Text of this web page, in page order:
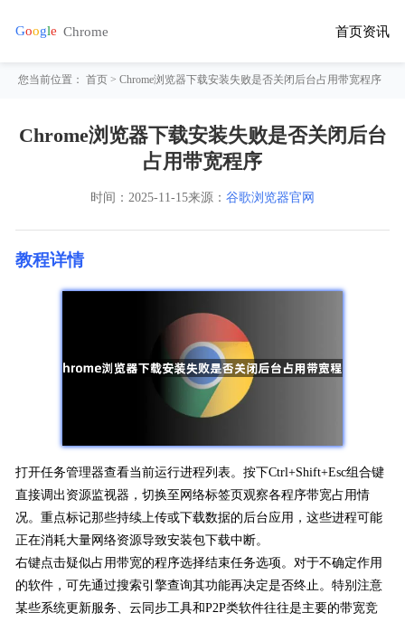
首页资讯
您当前位置：首页 > Chrome浏览器下载安装失败是否关闭后台占用带宽程序
Chrome浏览器下载安装失败是否关闭后台
占用带宽程序
时间： 2025-11-15来源： 谷歌浏览器官网
教程详情
打开任务管理器查看当前运行进程列表。按下Ctrl+Shift+Esc组合键
直接调出资源监视器，切换至网络标签页观察各程序带宽占用情
况。重点标记那些持续上传或下载数据的后台应用，这些进程可能
正在消耗大量网络资源导致安装包下载中断。
右键点击疑似占用带宽的程序选择结束任务选项。对于不确定作用
的软件，可先通过搜索引擎查询其功能再决定是否终止。特别注意
某些系统更新服务、云同步工具和P2P类软件往往是主要的带宽竞